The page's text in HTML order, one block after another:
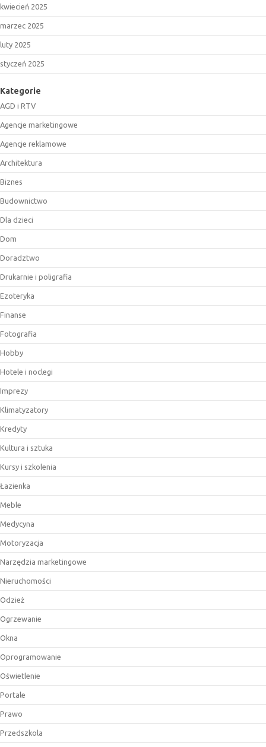
kwiecień 2025
marzec 2025
luty 2025
styczeń 2025
Kategorie
AGD i RTV
Agencje marketingowe
Agencje reklamowe
Architektura
Biznes
Budownictwo
Dla dzieci
Dom
Doradztwo
Drukarnie i poligrafia
Ezoteryka
Finanse
Fotografia
Hobby
Hotele i noclegi
Imprezy
Klimatyzatory
Kredyty
Kultura i sztuka
Kursy i szkolenia
Łazienka
Meble
Medycyna
Motoryzacja
Narzędzia marketingowe
Nieruchomości
Odzież
Ogrzewanie
Okna
Oprogramowanie
Oświetlenie
Portale
Prawo
Przedszkola